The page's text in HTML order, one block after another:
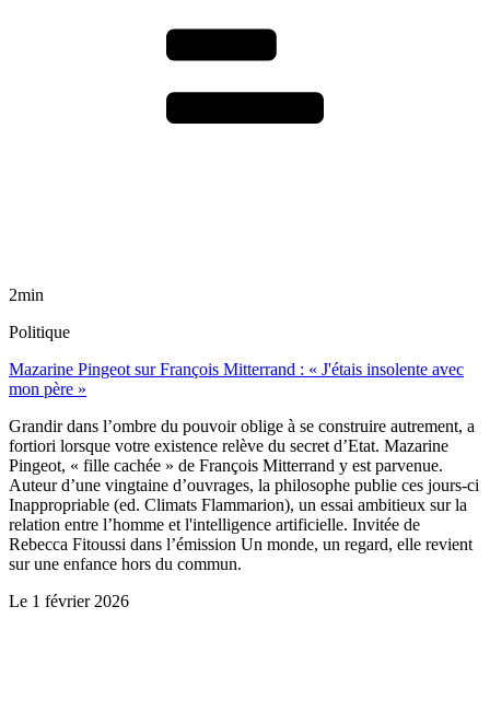
2min
Politique
Mazarine Pingeot sur François Mitterrand : « J'étais insolente avec
mon père »
Grandir dans l’ombre du pouvoir oblige à se construire autrement, a
fortiori lorsque votre existence relève du secret d’Etat. Mazarine
Pingeot, « fille cachée » de François Mitterrand y est parvenue.
Auteur d’une vingtaine d’ouvrages, la philosophe publie ces jours-ci
Inappropriable (ed. Climats Flammarion), un essai ambitieux sur la
relation entre l’homme et l'intelligence artificielle. Invitée de
Rebecca Fitoussi dans l’émission Un monde, un regard, elle revient
sur une enfance hors du commun.
Le 1 février 2026